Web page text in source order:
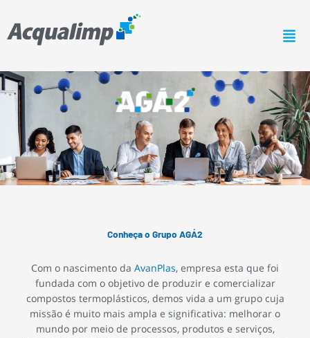
para
Conheça o Grupo AGÁ2
Com o nascimento da AvanPlas, empresa esta que foi
fundada com o objetivo de produzir e comercializar
compostos termoplásticos, demos vida a um grupo cuja
missão é muito mais ampla e significativa: melhorar o
mundo por meio de processos, produtos e serviços,